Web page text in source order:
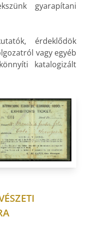
gyarapítani
érdeklődök
vagy egyéb
katalogizált